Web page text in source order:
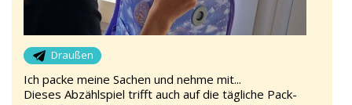
Draußen
Ich packe meine Sachen und nehme mit...
Dieses Abzählspiel trifft auch auf die tägliche Pack-